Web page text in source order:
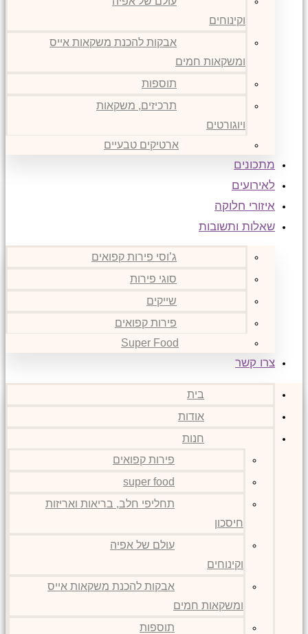
וקינוחים
אבקות להכנת משקאות אייס
ומשקאות חמים
תוספות
תרכיזים, משקאות
ויוגורטים
ארטיקים טבעיים
מתכונים
לאירועים
איזורי חלוקה
שאלות ותשובות
ג’וסי פירות קפואים
סוגי פירות
שייקים
פירות קפואים
Super Food
צרו קשר
בית
אודות
חנות
פירות קפואים
super food
תחליפי חלב, בריאות ואריזות
חיסכון
עולם של אפיה
וקינוחים
אבקות להכנת משקאות אייס
ומשקאות חמים
תוספות